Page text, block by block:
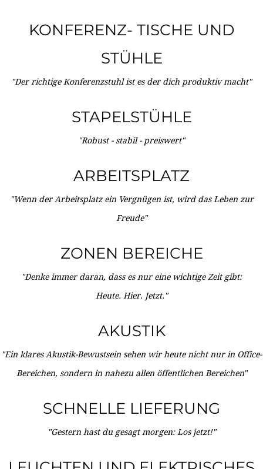
KONFERENZ- TISCHE UND
STÜHLE
"Der richtige Konferenzstuhl ist es der dich produktiv macht"
STAPELSTÜHLE
"Robust - stabil - preiswert"
ARBEITSPLATZ
"Wenn der Arbeitsplatz ein Vergnügen ist, wird das Leben zur
Freude"
ZONEN BEREICHE
"Denke immer daran, dass es nur eine wichtige Zeit gibt:
Heute. Hier. Jetzt."
AKUSTIK
"Ein klares Akustik-Bewustsein sehen wir heute nicht nur in Office-
Bereichen, sondern in nahezu allen öffentlichen Bereichen"
SCHNELLE LIEFERUNG
"Gestern hast du gesagt morgen: Los jetzt!"